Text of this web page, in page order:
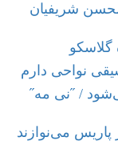
شریفیان
گلاسکو
نواحی دارم
/ ˝نى مه˝
پاریس می‌نوازند